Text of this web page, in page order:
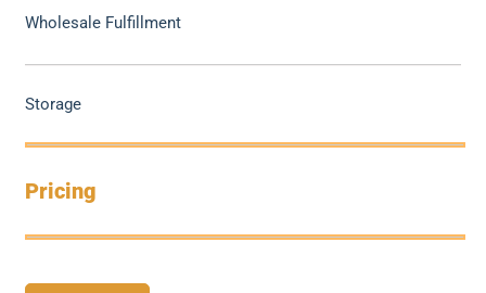
Wholesale Fulfillment
Storage
Pricing